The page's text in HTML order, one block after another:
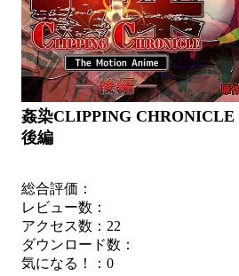
姦染CLIPPING CHRONICLE
後編
総合評価：
レビュー数：
アクセス数：22
ダウンロード数：
気になる！： 0